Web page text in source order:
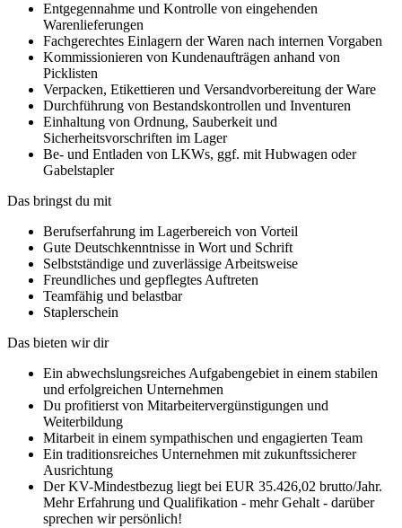
Entgegennahme und Kontrolle von eingehenden
Warenlieferungen
Fachgerechtes Einlagern der Waren nach internen Vorgaben
Kommissionieren von Kundenaufträgen anhand von
Picklisten
Verpacken, Etikettieren und Versandvorbereitung der Ware
Durchführung von Bestandskontrollen und Inventuren
Einhaltung von Ordnung, Sauberkeit und
Sicherheitsvorschriften im Lager
Be- und Entladen von LKWs, ggf. mit Hubwagen oder
Gabelstapler
Das bringst du mit
Berufserfahrung im Lagerbereich von Vorteil
Gute Deutschkenntnisse in Wort und Schrift
Selbstständige und zuverlässige Arbeitsweise
Freundliches und gepflegtes Auftreten
Teamfähig und belastbar
Staplerschein
Das bieten wir dir
Ein abwechslungsreiches Aufgabengebiet in einem stabilen
und erfolgreichen Unternehmen
Du profitierst von Mitarbeitervergünstigungen und
Weiterbildung
Mitarbeit in einem sympathischen und engagierten Team
Ein traditionsreiches Unternehmen mit zukunftssicherer
Ausrichtung
Der KV-Mindestbezug liegt bei EUR 35.426,02 brutto/Jahr.
Mehr Erfahrung und Qualifikation - mehr Gehalt - darüber
sprechen wir persönlich!